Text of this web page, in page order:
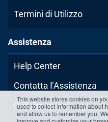
This website stores cookies on
used to collect information about
and allow us to remember you.
Termini di Utilizzo
Assistenza
Help Center
Contatta l’Assistenza
Collaborazioni